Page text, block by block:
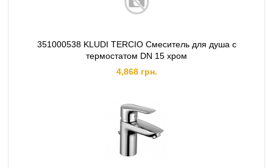
351000538 KLUDI TERCIO Смеситель для душа с
термостатом DN 15 хром
4,868 грн.